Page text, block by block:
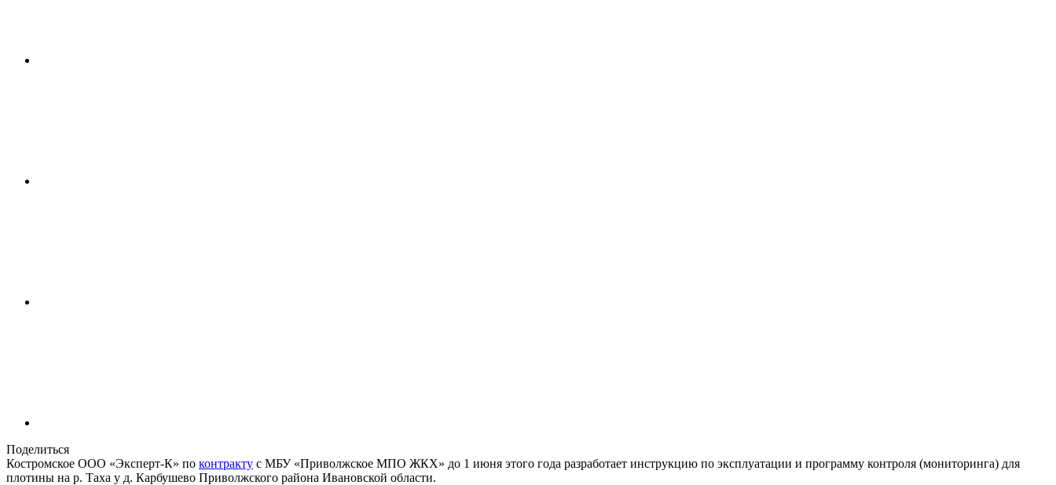
Поделиться
Костромское ООО «Эксперт-К» по контракту с МБУ «Приволжское МПО ЖКХ» до 1 июня этого года разработает инструкцию по эксплуатации и программу контроля (мониторинга) для
плотины на р. Таха у д. Карбушево Приволжского района Ивановской области.